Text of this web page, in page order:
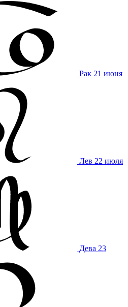
Рак 21 июня
Лев 22 июля
Дева 23